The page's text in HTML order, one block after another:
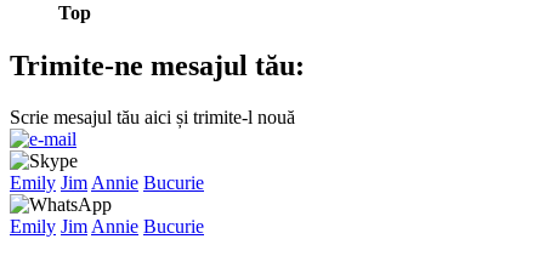
Top
Trimite-ne mesajul tău:
Scrie mesajul tău aici și trimite-l nouă
Emily Jim Annie Bucurie
Emily Jim Annie Bucurie